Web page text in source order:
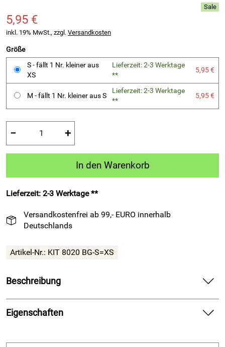
5,95 €
inkl. 19% MwSt., zzgl. Versandkosten
Größe
S - fällt 1 Nr. kleiner aus
XS
Lieferzeit: 2-3 Werktage
**
5,95 €
M - fällt 1 Nr. kleiner aus S
Lieferzeit: 2-3 Werktage
**
5,95 €
− +
In den Warenkorb
Lieferzeit: 2-3 Werktage **
Versandkostenfrei ab 99,- EURO innerhalb
Deutschlands
Artikel-Nr.: KIT 8020 BG-S=XS
Beschreibung
Legea-Trikot-Sets "SPARTA" blau/gelb – liefert dynamischen
Auftritt für dein Fußballspiel.
bewege dich frei in jeder Aktion. Genieße die markante
Eigenschaften